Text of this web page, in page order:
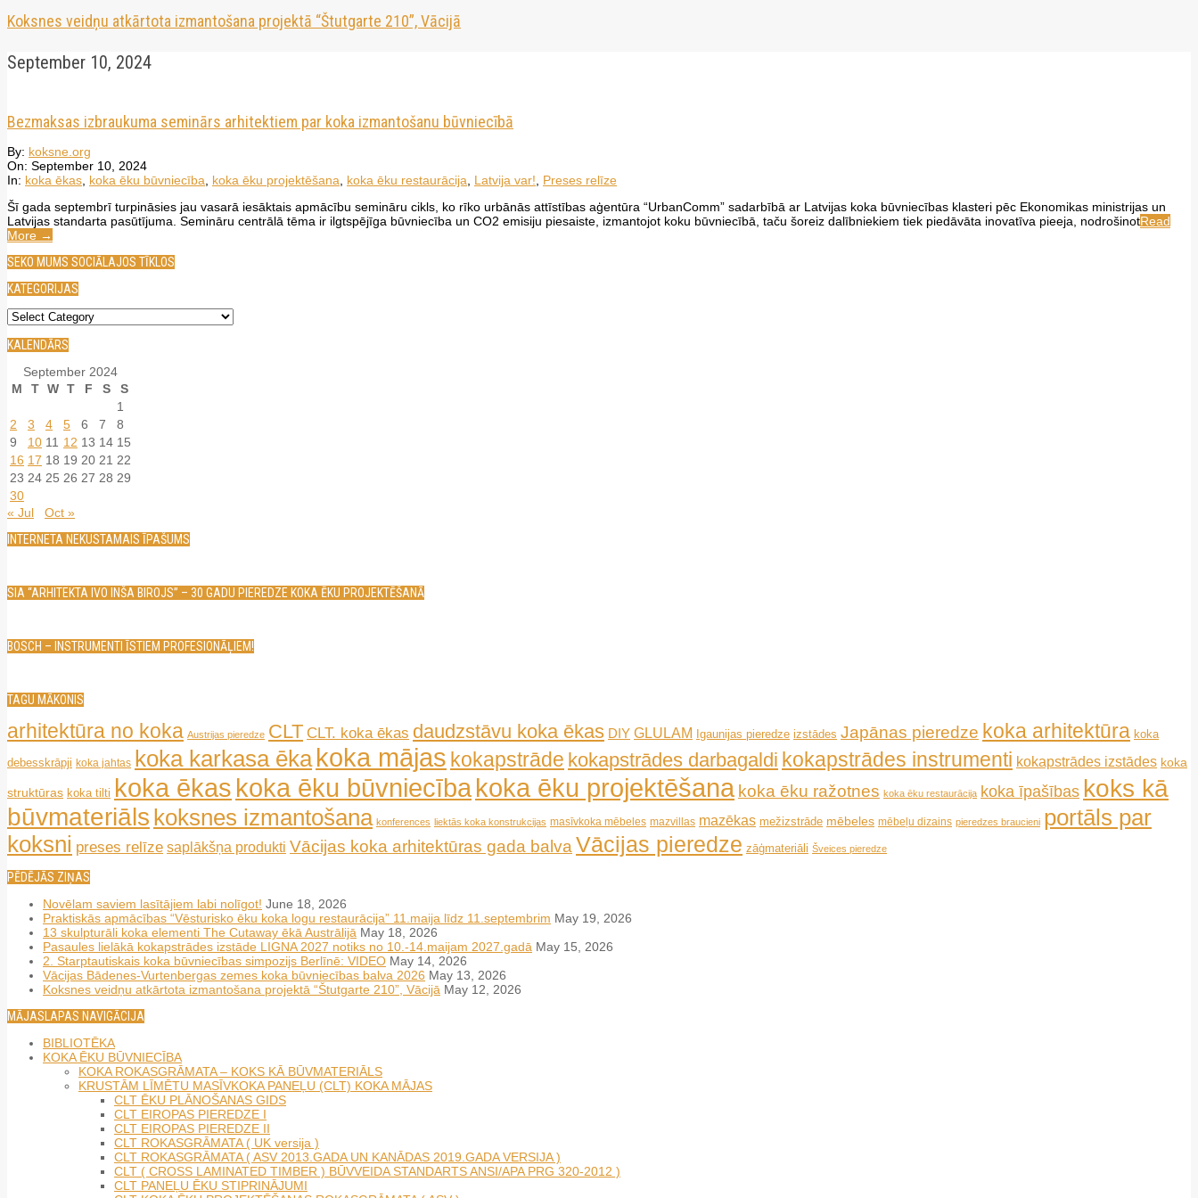
Koksnes veidņu atkārtota izmantošana projektā “Štutgarte 210”, Vācijā
September 10, 2024
Bezmaksas izbraukuma seminārs arhitektiem par koka izmantošanu būvniecībā
2024-
09-
10
By: koksne.org
On: September 10, 2024
In: koka ēkas, koka ēku būvniecība, koka ēku projektēšana, koka ēku restaurācija, Latvija var!, Preses relīze
Šī gada septembrī turpināsies jau vasarā iesāktais apmācību semināru cikls, ko rīko urbānās attīstības aģentūra “UrbanComm” sadarbībā ar Latvijas koka būvniecības klasteri pēc Ekonomikas ministrijas un
Latvijas standarta pasūtījuma. Semināru centrālā tēma ir ilgtspējīga būvniecība un CO2 emisiju piesaiste, izmantojot koku būvniecībā, taču šoreiz dalībniekiem tiek piedāvāta inovatīva pieeja, nodrošinotRead
More →
SEKO MUMS SOCIĀLAJOS TĪKLOS
KATEGORIJAS
Kategorijas
KALENDĀRS
September 2024
M
T W T F S
S
1
2
3 4 5 6 7
8
9
10 11 12 13 14 15
16 17 18 19 20 21 22
23 24 25 26 27 28 29
30
« Jul
Oct »
INTERNETA NEKUSTAMAIS ĪPAŠUMS
SIA “ARHITEKTA IVO INŠA BIROJS” – 30 GADU PIEREDZE KOKA ĒKU PROJEKTĒŠANĀ
BOSCH – INSTRUMENTI ĪSTIEM PROFESIONĀĻIEM!
TAGU MĀKONIS
arhitektūra no koka Austrijas pieredze CLT CLT. koka ēkas daudzstāvu koka ēkas DIY GLULAM Igaunijas pieredze izstādes Japānas pieredze koka arhitektūra koka
debesskrāpji koka jahtas koka karkasa ēka koka mājas kokapstrāde kokapstrādes darbagaldi kokapstrādes instrumenti kokapstrādes izstādes koka
struktūras koka tilti koka ēkas koka ēku būvniecībakoka ēku projektēšana koka ēku ražotnes koka ēku restaurācija koka īpašības koks kā
būvmateriāls koksnes izmantošana konferences liektās koka konstrukcijas masīvkoka mēbeles mazvillas mazēkas mežizstrāde mēbeles mēbeļu dizains pieredzes braucieni portāls par
koksni preses relīze saplākšņa produkti Vācijas koka arhitektūras gada balvaVācijas pieredze zāģmateriāli Šveices pieredze
PĒDĒJĀS ZIŅAS
Novēlam saviem lasītājiem labi nolīgot! June 18, 2026
Praktiskās apmācības “Vēsturisko ēku koka logu restaurācija” 11.maija līdz 11.septembrim May 19, 2026
13 skulpturāli koka elementi The Cutaway ēkā Austrālijā May 18, 2026
Pasaules lielākā kokapstrādes izstāde LIGNA 2027 notiks no 10.-14.maijam 2027.gadā May 15, 2026
2. Starptautiskais koka būvniecības simpozijs Berlīnē: VIDEO May 14, 2026
Vācijas Bādenes-Vurtenbergas zemes koka būvniecības balva 2026 May 13, 2026
Koksnes veidņu atkārtota izmantošana projektā “Štutgarte 210”, Vācijā May 12, 2026
MĀJASLAPAS NAVIGĀCIJA
BIBLIOTĒKA
KOKA ĒKU BŪVNIECĪBA
KOKA ROKASGRĀMATA – KOKS KĀ BŪVMATERIĀLS
KRUSTĀM LĪMĒTU MASĪVKOKA PANEĻU (CLT) KOKA MĀJAS
CLT ĒKU PLĀNOŠANAS GIDS
CLT EIROPAS PIEREDZE I
CLT EIROPAS PIEREDZE II
CLT ROKASGRĀMATA ( UK versija )
CLT ROKASGRĀMATA ( ASV 2013.GADA UN KANĀDAS 2019.GADA VERSIJA )
CLT ( CROSS LAMINATED TIMBER ) BŪVVEIDA STANDARTS ANSI/APA PRG 320-2012 )
CLT PANEĻU ĒKU STIPRINĀJUMI